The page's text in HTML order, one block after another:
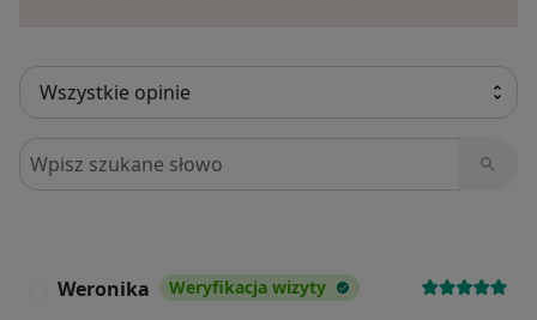
Szukaj w opiniach
Weronika Weryfikacja wizyty